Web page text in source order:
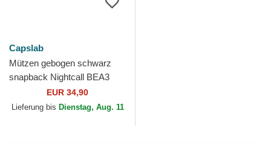
Capslab
Mützen gebogen schwarz
snapback Nightcall BEA3
NIGB Panther Beasts von
Capslab
EUR 34,90
Lieferung bis Dienstag, Aug. 11